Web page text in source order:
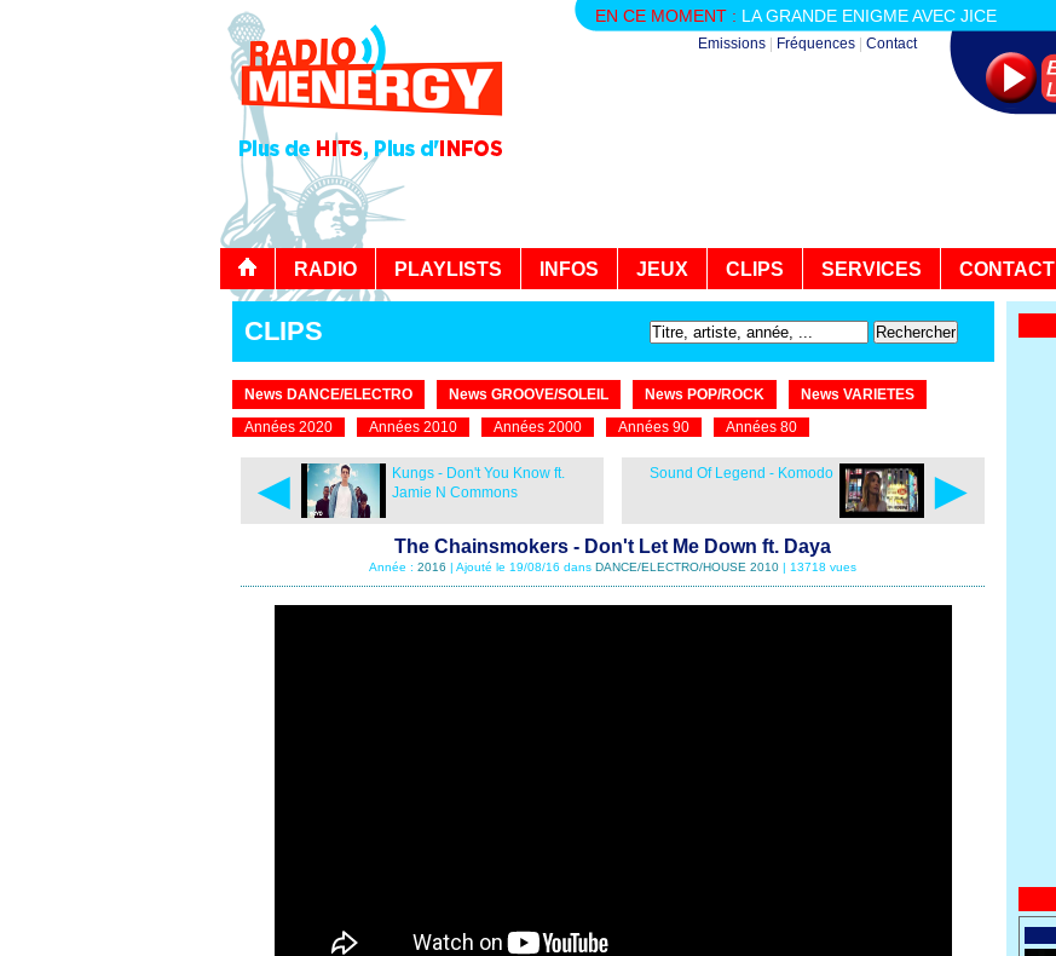
EN CE MOMENT : LA GRANDE ENIGME AVEC JICE
Emissions Fréquences Contact
RADIO PLAYLISTS INFOS JEUX CLIPS SERVICES CONTACT
CLIPS
News DANCE/ELECTRO News GROOVE/SOLEIL News POP/ROCK
News VARIETES
Années 2020
Années 2010 Années 2000 Années 90 Années 80
◄
Kungs - Don't You Know ft.
Jamie N Commons
►
Sound Of Legend - Komodo
The Chainsmokers - Don't Let Me Down ft. Daya
Année : 2016 | Ajouté le 19/08/16 dans DANCE/ELECTRO/HOUSE 2010 | 13718 vues